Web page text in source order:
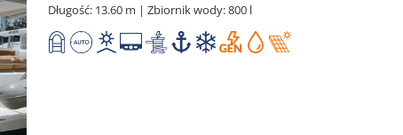
Długość: 13.60 m | Zbiornik wody: 800 l